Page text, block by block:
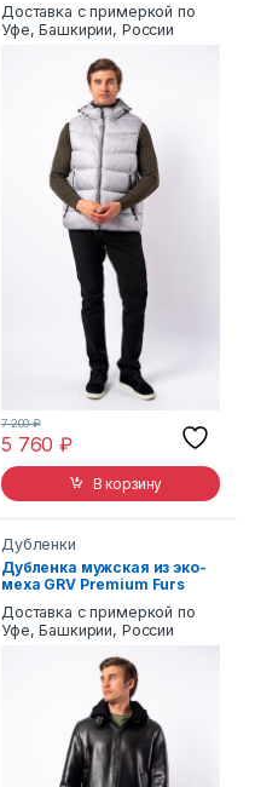
Доставка с примеркой по
Уфе, Башкирии, России
5 760₽
7 200₽
В корзину
Дубленки
Дубленка мужская из эко-
меха GRV Premium Furs
Доставка с примеркой по
Уфе, Башкирии, России